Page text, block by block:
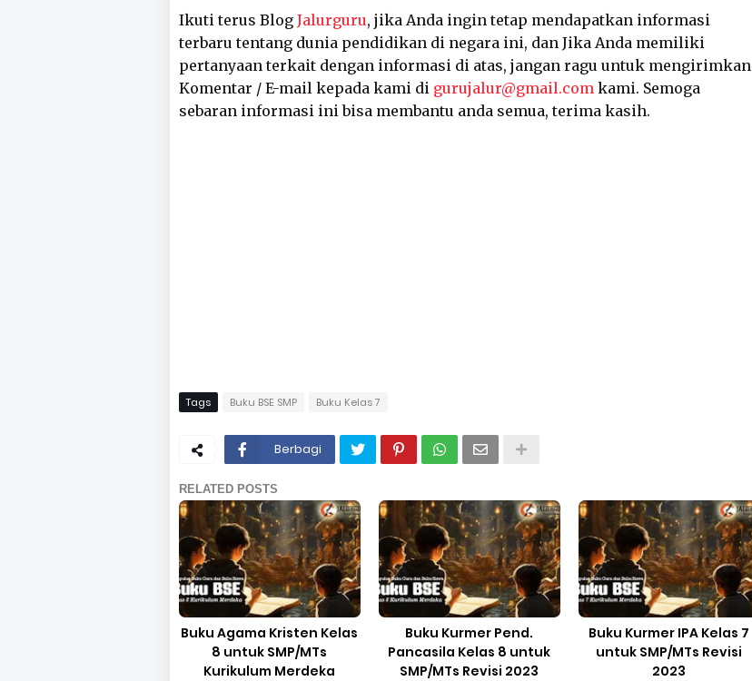
Ikuti terus Blog Jalurguru, jika Anda ingin tetap mendapatkan informasi
terbaru tentang dunia pendidikan di negara ini, dan Jika Anda memiliki
pertanyaan terkait dengan informasi di atas, jangan ragu untuk mengirimkan
Komentar / E-mail kepada kami di gurujalur@gmail.com kami. Semoga
sebaran informasi ini bisa membantu anda semua, terima kasih.
Tags Buku BSE SMP Buku Kelas 7
Berbagi
RELATED POSTS
Buku Agama Kristen Kelas
8 untuk SMP/MTs
Kurikulum Merdeka
Buku Kurmer Pend.
Pancasila Kelas 8 untuk
SMP/MTs Revisi 2023
Buku Kurmer IPA Kelas 7
untuk SMP/MTs Revisi
2023